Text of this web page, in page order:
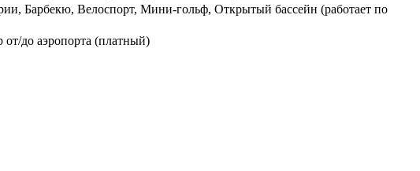
Барбекю, Велоспорт, Мини-гольф, Открытый бассейн (работает по
от/до аэропорта (платный)